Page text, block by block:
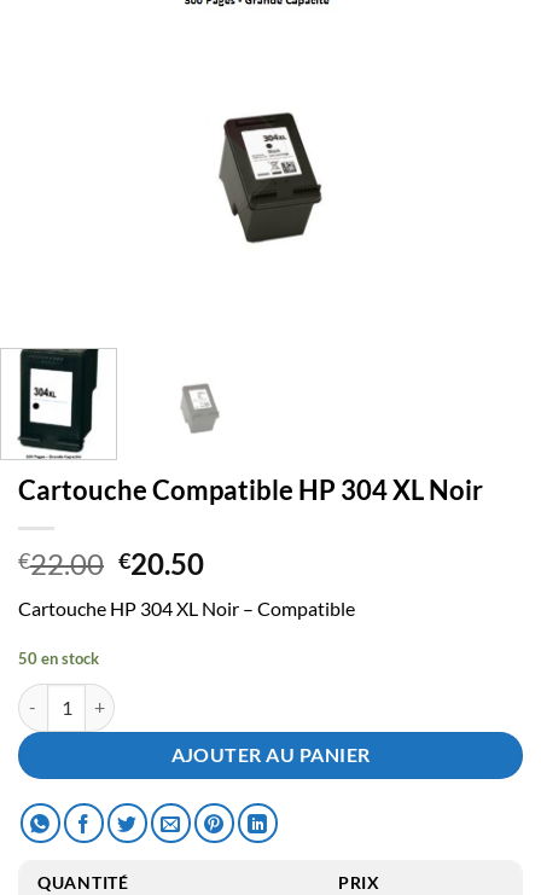
Cartouche Compatible HP 304 XL Noir
€22.00 Le
initial
€20.50Le
actuel
Cartouche HP 304 XL Noir – Compatible
50 en stock
quantité de Cartouche Compatible HP 304 XL Noir
AJOUTER AU PANIER
QUANTITÉ PRIX